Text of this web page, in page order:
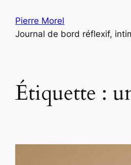
contenu
Pierre Morel
Journal de bord réflexif,
Étiquette :